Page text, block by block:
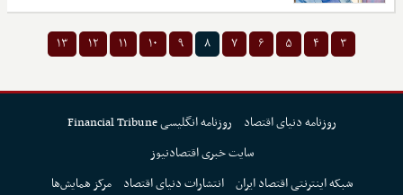
۳ ۴ ۵ ۶ ۷ ۸ ۹ ۱۰ ۱۱ ۱۲ ۱۳
روزنامه دنیای اقتصاد
روزنامه انگلیسی Financial Tribune
سایت خبری اقتصادنیوز
شبکه اینترنتی اقتصاد ایران انتشارات دنیای اقتصاد مرکز همایش‌ها